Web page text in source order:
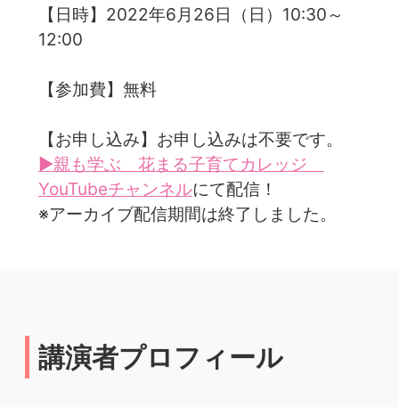
【日時】2022年6月26日（日）10:30～
12:00
【参加費】無料
【お申し込み】お申し込みは不要です。
▶親も学ぶ 花まる子育てカレッジ
YouTubeチャンネルにて配信！
※アーカイブ配信期間は終了しました。
講演者プロフィール